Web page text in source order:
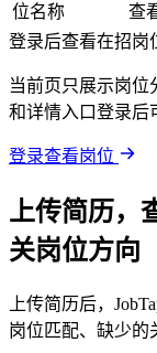
位名称
查
登录后查看在招岗
当前页只展示岗位
和详情入口登录后
登录查看岗位
上传简历，
关岗位方向
上传简历后，
岗位匹配、缺少的